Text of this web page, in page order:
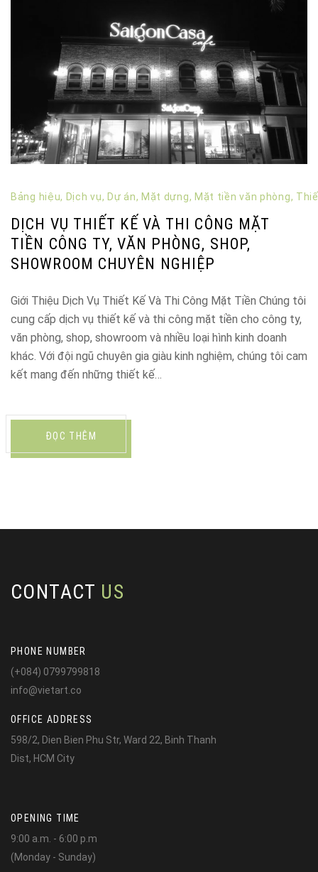
Bảng hiệu, Dịch vụ,Dự án, Mặt dựng, Mặt tiền văn phòng,
DỊCH VỤ THIẾT KẾ VÀ THI CÔNG MẶT
TIỀN CÔNG TY, VĂN PHÒNG, SHOP,
SHOWROOM CHUYÊN NGHIỆP
Giới Thiệu Dịch Vụ Thiết Kế Và Thi Công Mặt Tiền Chúng tôi
cung cấp dịch vụ thiết kế và thi công mặt tiền cho công ty,
văn phòng, shop, showroom và nhiều loại hình kinh doanh
khác. Với đội ngũ chuyên gia giàu kinh nghiệm, chúng tôi cam
kết mang đến những thiết kế…
ĐỌC THÊM
CONTACT US
PHONE NUMBER
(+084) 0799799818
info@vietart.co
OFFICE ADDRESS
598/2, Dien Bien Phu Str, Ward 22, Binh Thanh
Dist, HCM City
OPENING TIME
9:00 a.m. - 6:00 p.m
(Monday - Sunday)